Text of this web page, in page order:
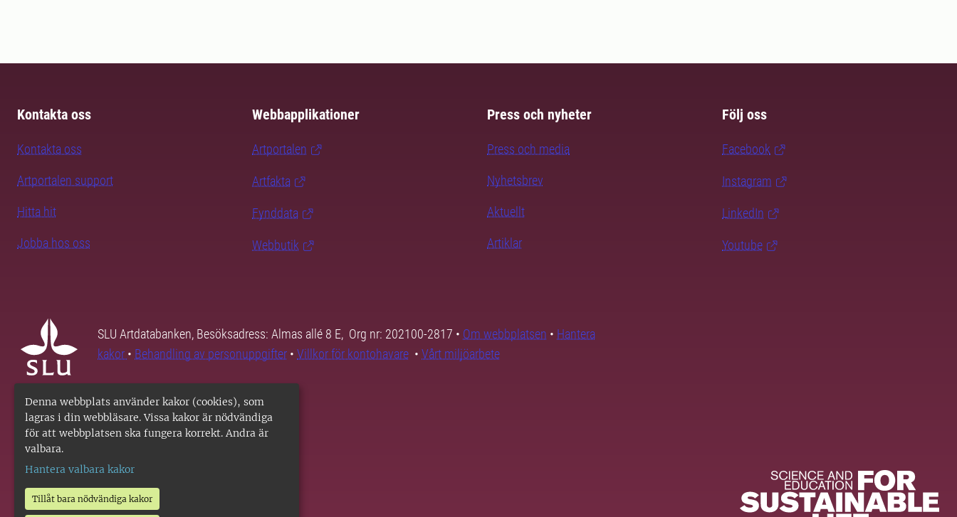
Denna webbplats använder kakor (cookies), som
lagras i din webbläsare. Vissa kakor är nödvändiga
för att webbplatsen ska fungera korrekt. Andra är
valbara.
Hantera valbara kakor
Tillåt bara nödvändiga kakor
Kontakta oss
Kontakta oss
Artportalen support
Hitta hit
Jobba hos oss
Webbapplikationer
Artportalen
Artfakta
Fynddata
Webbutik
Press och nyheter
Press och media
Nyhetsbrev
Aktuellt
Artiklar
Följ oss
Facebook
Instagram
LinkedIn
Youtube
SLU Artdatabanken, Besöksadress: Almas allé 8 E, Org nr: 202100-2817 • Om webbplatsen • Hantera
kakor • Behandling av personuppgifter • Villkor för kontohavare • Vårt miljöarbete